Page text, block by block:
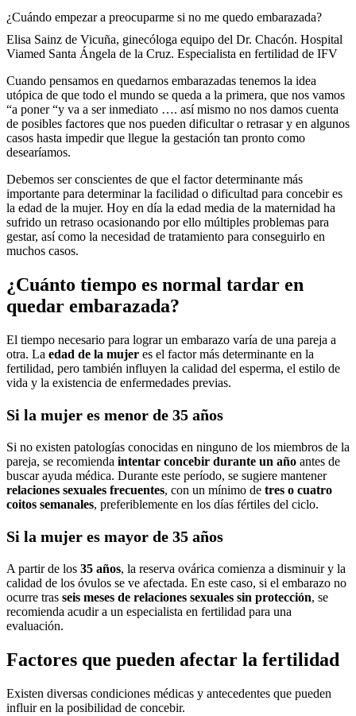
¿Cuándo empezar a preocuparme si no me quedo embarazada?
Elisa Sainz de Vicuña, ginecóloga equipo del Dr. Chacón. Hospital
Viamed Santa Ángela de la Cruz. Especialista en fertilidad de IFV
Cuando pensamos en quedarnos embarazadas tenemos la idea
utópica de que todo el mundo se queda a la primera, que nos vamos
“a poner “y va a ser inmediato …. así mismo no nos damos cuenta
de posibles factores que nos pueden dificultar o retrasar y en algunos
casos hasta impedir que llegue la gestación tan pronto como
desearíamos.
Debemos ser conscientes de que el factor determinante más
importante para determinar la facilidad o dificultad para concebir es
la edad de la mujer. Hoy en día la edad media de la maternidad ha
sufrido un retraso ocasionando por ello múltiples problemas para
gestar, así como la necesidad de tratamiento para conseguirlo en
muchos casos.
¿Cuánto tiempo es normal tardar en
quedar embarazada?
El tiempo necesario para lograr un embarazo varía de una pareja a
otra. La edad de la mujer es el factor más determinante en la
fertilidad, pero también influyen la calidad del esperma, el estilo de
vida y la existencia de enfermedades previas.
Si la mujer es menor de 35 años
Si no existen patologías conocidas en ninguno de los miembros de la
pareja, se recomienda intentar concebir durante un año antes de
buscar ayuda médica. Durante este período, se sugiere mantener
relaciones sexuales frecuentes, con un mínimo de tres o cuatro
coitos semanales, preferiblemente en los días fértiles del ciclo.
Si la mujer es mayor de 35 años
A partir de los 35 años, la reserva ovárica comienza a disminuir y la
calidad de los óvulos se ve afectada. En este caso, si el embarazo no
ocurre tras seis meses de relaciones sexuales sin protección, se
recomienda acudir a un especialista en fertilidad para una
evaluación.
Factores que pueden afectar la fertilidad
Existen diversas condiciones médicas y antecedentes que pueden
influir en la posibilidad de concebir.